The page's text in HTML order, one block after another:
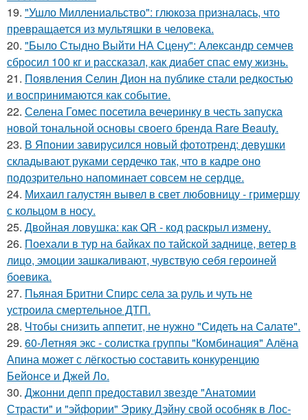
19. "Ушло Миллениальство": глюкоза призналась, что
превращается из мультяшки в человека.
20. "Было Стыдно Выйти НА Сцену": Александр семчев
сбросил 100 кг и рассказал, как диабет спас ему жизнь.
21. Появления Селин Дион на публике стали редкостью
и воспринимаются как событие.
22. Селена Гомес посетила вечеринку в честь запуска
новой тональной основы своего бренда Rare Beauty.
23. В Японии завирусился новый фототренд: девушки
складывают руками сердечко так, что в кадре оно
подозрительно напоминает совсем не сердце.
24. Михаил галустян вывел в свет любовницу - гримершу
с кольцом в носу.
25. Двойная ловушка: как QR - код раскрыл измену.
26. Поехали в тур на байках по тайской заднице, ветер в
лицо, эмоции зашкаливают, чувствую себя героиней
боевика.
27. Пьяная Бритни Спирс села за руль и чуть не
устроила смертельное ДТП.
28. Чтобы снизить аппетит, не нужно "Сидеть на Салате".
29. 60-Летняя экс - солистка группы "Комбинация" Алёна
Апина может с лёгкостью составить конкуренцию
Бейонсе и Джей Ло.
30. Джонни депп предоставил звезде "Анатомии
Страсти" и "эйфории" Эрику Дэйну свой особняк в Лос-